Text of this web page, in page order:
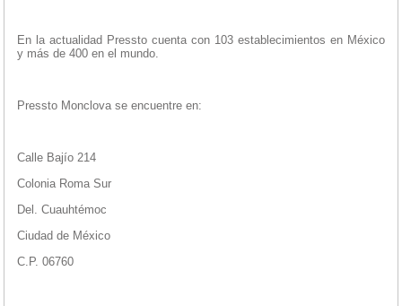
En la actualidad Pressto cuenta con 103 establecimientos en México
y más de 400 en el mundo.
Pressto Monclova se encuentre en:
Calle Bajío 214
Colonia Roma Sur
Del. Cuauhtémoc
Ciudad de México
C.P. 06760